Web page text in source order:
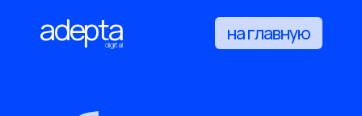
на главную
adepta
digital